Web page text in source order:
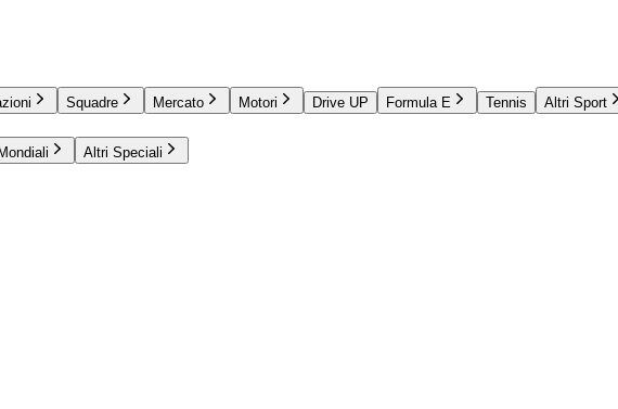
Squadre Mercato Motori Drive UP Formula E Tennis Altri Sport
Altri Speciali